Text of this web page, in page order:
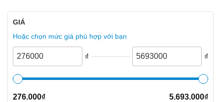
GIÁ
Hoặc chọn mức giá phù hợp với bạn
₫ ₫
276.000₫ 5.693.000₫